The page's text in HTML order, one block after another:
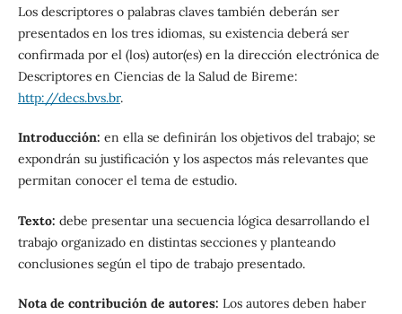
Los descriptores o palabras claves también deberán ser
presentados en los tres idiomas, su existencia deberá ser
confirmada por el (los) autor(es) en la dirección electrónica de
Descriptores en Ciencias de la Salud de Bireme:
http://decs.bvs.br.
Introducción: en ella se definirán los objetivos del trabajo; se
expondrán su justificación y los aspectos más relevantes que
permitan conocer el tema de estudio.
Texto: debe presentar una secuencia lógica desarrollando el
trabajo organizado en distintas secciones y planteando
conclusiones según el tipo de trabajo presentado.
Nota de contribución de autores: Los autores deben haber